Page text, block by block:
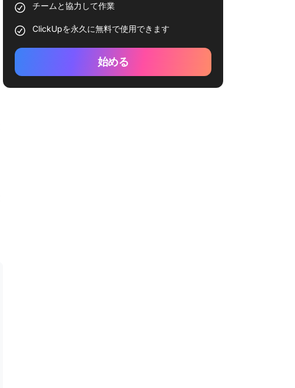
チームと協力して作業
ClickUpを永久に無料で使用できます
始める